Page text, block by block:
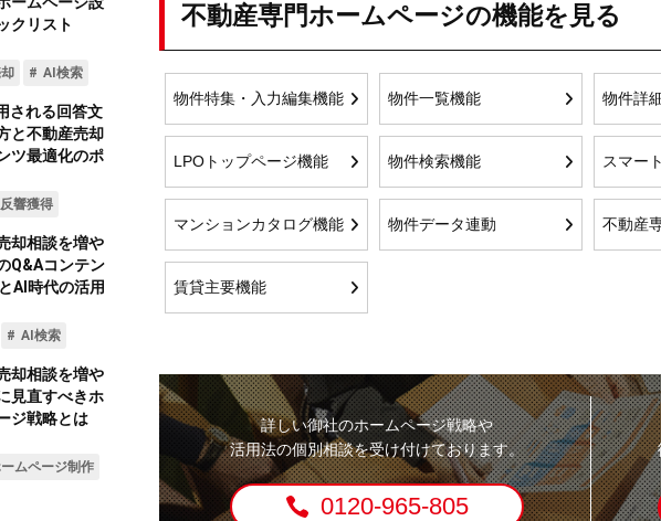
不動産専門ホームページの機能を見る
物件特集・入力編集機能 物件一覧機能 物件詳
LPOトップページ機能 物件検索機能 スマー
マンションカタログ機能 物件データ連動 不動産
賃貸主要機能
詳しい御社のホームページ戦略や
活用法の個別相談を受け付けております。
0120-965-805